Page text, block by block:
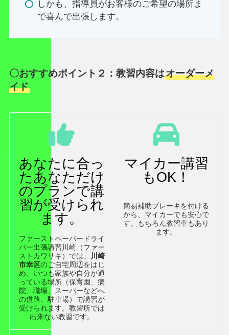
しかも、指導員がお客様のご希望の場所ま
で喜んで出張します。
〇おすすめポイント２：教習内容はオーダーメ
イド
あなたに合っ
たあなただけ
のプランで講
習が受けられ
ます。
ファーストペーパードライ
バー出張講習川崎（ファー
ストカワサキ）では、
川崎
市幸区のご自宅周辺をはじ
め、いつも家族や自分が通
っている場所（保育園、病
院、職場、スーパーなどへ
の道路、駐車場）で講習が
受けられます。教習所では
出来ない教習です。
マイカー講習
もOK！
簡易補助ブレーキを付ける
から、マイカーでも安心で
す。もちろん教習車もあり
ます。